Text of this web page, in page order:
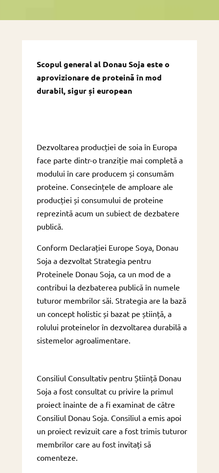
Scopul general al Donau Soja este o
aprovizionare de proteină în mod
durabil, sigur și european
Dezvoltarea producției de soia în Europa
face parte dintr-o tranziție mai completă a
modului în care producem și consumăm
proteine. Consecințele de amploare ale
producției și consumului de proteine
reprezintă acum un subiect de dezbatere
publică.
Conform Declarației Europe Soya, Donau
Soja a dezvoltat Strategia pentru
Proteinele Donau Soja, ca un mod de a
contribui la dezbaterea publică în numele
tuturor membrilor săi. Strategia are la bază
un concept holistic și bazat pe știință, a
rolului proteinelor în dezvoltarea durabilă a
sistemelor agroalimentare.
Consiliul Consultativ pentru Știință Donau
Soja a fost consultat cu privire la primul
proiect înainte de a fi examinat de către
Consiliul Donau Soja. Consiliul a emis apoi
un proiect revizuit care a fost trimis tuturor
membrilor care au fost invitați să
comenteze.